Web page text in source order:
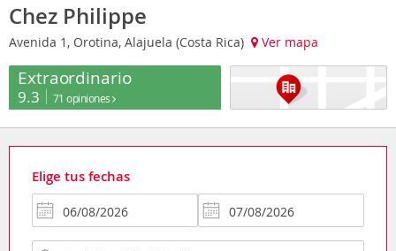
Chez Philippe
Avenida 1, Orotina, Alajuela (Costa Rica) Ver mapa
Extraordinario
9.3 71 opiniones
Elige tus fechas